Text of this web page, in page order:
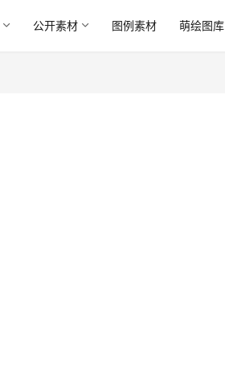
公开素材 图例素材 萌绘图库